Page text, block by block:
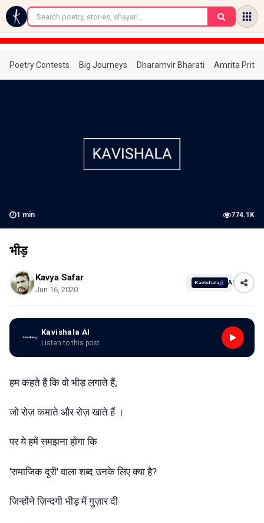
←
Poetry Contests Big Journeys Dharamvir Bharati Amrita
1 min 774.1K
भीड़
Kavya Safar
Jun 16, 2020
AI
Kavishala AI
Listen to this post
हम कहते हैं कि वो भीड़ लगाते हैं;
जो रोज़ कमाते और रोज़ खाते हैं ।
पर ये हमें समझना होगा कि
'समाजिक दूरी' वाला शब्द उनके लिए क्या है?
जिन्होंने ज़िन्दगी भीड़ में गुज़ार दी